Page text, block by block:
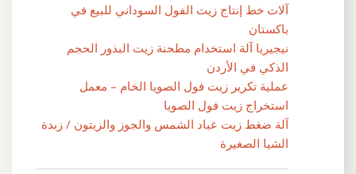
آلات خط إنتاج زيت الفول السوداني للبيع في
باكستان
نيجيريا آلة استخدام مطحنة زيت البذور الحجم
الذكي في الأردن
عملية تكرير زيت فول الصويا الخام – معمل
استخراج زيت فول الصويا
آلة ضغط زيت عباد الشمس والجوز والزيتون / زبدة
الشيا الصغيرة